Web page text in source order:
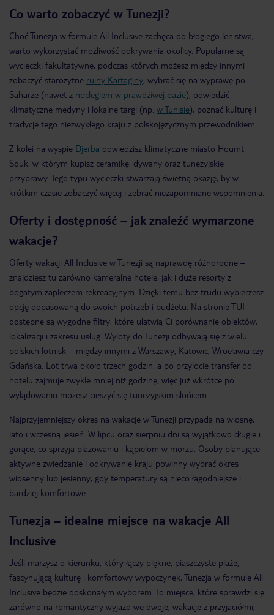
Co warto zobaczyć w Tunezji?
Choć Tunezja w formule All Inclusive zachęca do błogiego lenistwa,
warto wykorzystać możliwość odkrywania okolicy. Popularne są
wycieczki fakultatywne, podczas których możesz między innymi
zobaczyć starożytne ruiny Kartaginy, wybrać się na wyprawę po
Saharze (nawet z noclegiem w prawdziwej oazie), odwiedzić
klimatyczne medyny i lokalne targi (np. w Tunisie), poznać kulturę i
tradycje tego niezwykłego kraju z polskojęzycznym przewodnikiem.
Z kolei na wyspie Djerba odwiedzisz klimatyczne miasto Houmt
Souk, w którym kupisz ceramikę, dywany oraz tunezyjskie
przyprawy. Tego typu wycieczki stwarzają świetną okazję, by w
krótkim czasie zobaczyć więcej i zebrać niezapomniane wspomnienia.
Oferty i dostępność – jak znaleźć wymarzone
wakacje?
Oferty wakacji All Inclusive w Tunezji są naprawdę różnorodne –
znajdziesz tu zarówno kameralne hotele, jak i duże resorty z
bogatym zapleczem rekreacyjnym. Dzięki temu bez trudu wybierzesz
opcję dopasowaną do swoich potrzeb i budżetu. Na stronie TUI
dostępne są wygodne filtry, które ułatwią Ci porównanie obiektów,
lokalizacji i zakresu usług. Wyloty do Tunezji odbywają się z wielu
polskich lotnisk – między innymi z Warszawy, Katowic, Wrocławia czy
Gdańska. Lot trwa około trzech godzin, a po przylocie transfer do
hotelu zajmuje zwykle mniej niż godzinę, więc już wkrótce po
wylądowaniu możesz cieszyć się tunezyjskim słońcem.
Najprzyjemniejszy okres na wakacje w Tunezji przypada na wiosnę,
lato i wczesną jesień. W lipcu oraz sierpniu dni są wyjątkowo długie i
gorące, co sprzyja plażowaniu i kąpielom w morzu. Osoby planujące
aktywne zwiedzanie i odkrywanie kraju powinny wybrać okres
wiosenny lub jesienny, gdy temperatury są nieco łagodniejsze i
bardziej komfortowe.
Tunezja – idealne miejsce na wakacje All
Inclusive
Jeśli marzysz o kierunku, który łączy piękne, piaszczyste plaże,
fascynującą kulturę i komfortowy wypoczynek, Tunezja w formule All
Inclusive będzie doskonałym wyborem. To miejsce, które sprawdzi się
zarówno na romantyczny wyjazd we dwoje, wakacje z przyjaciółmi,